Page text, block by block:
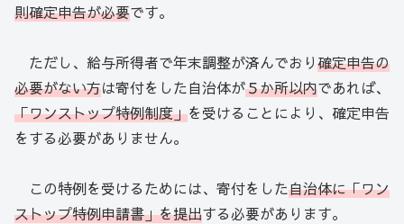
則確定申告が必要です。
ただし、給与所得者で年末調整が済んでおり確定申告の
必要がない方は寄付をした自治体が５か所以内であれば、
「ワンストップ特例制度」を受けることにより、確定申告
をする必要がありません。
この特例を受けるためには、寄付をした自治体に「ワン
ストップ特例申請書」を提出する必要があります。